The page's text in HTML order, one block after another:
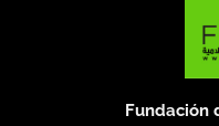
Fundación